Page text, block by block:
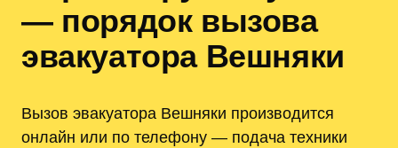
— порядок вызова
эвакуатора Вешняки
Вызов эвакуатора Вешняки производится
онлайн или по телефону — подача техники